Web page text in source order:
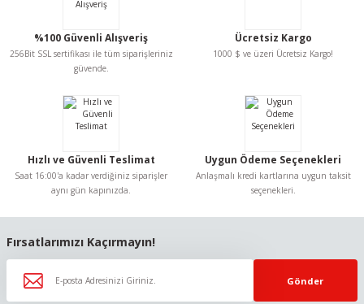
Ürün açıklamasında eksik bilgiler bulunuyor.
Ürün bilgilerinde hatalar bulunuyor.
Bu ürüne benzer farklı alternatifler olmalı.
%100 Güvenli Alışveriş
256Bit SSL sertifikası ile tüm siparişleriniz
güvende.
Ücretsiz Kargo
1000 $ ve üzeri Ücretsiz Kargo!
Hızlı ve Güvenli Teslimat
Saat 16:00'a kadar verdiğiniz siparişler
aynı gün kapınızda.
Uygun Ödeme Seçenekleri
Anlaşmalı kredi kartlarına uygun taksit
seçenekleri.
Fırsatlarımızı Kaçırmayın!
Gönder